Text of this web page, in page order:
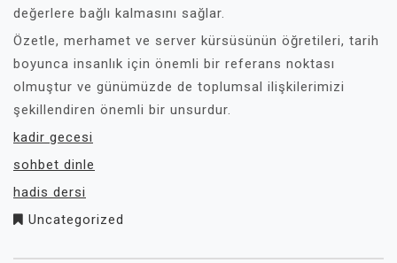
değerlere bağlı kalmasını sağlar.
Özetle, merhamet ve server kürsüsünün öğretileri, tarih
boyunca insanlık için önemli bir referans noktası
olmuştur ve günümüzde de toplumsal ilişkilerimizi
şekillendiren önemli bir unsurdur.
kadir gecesi
sohbet dinle
hadis dersi
Uncategorized